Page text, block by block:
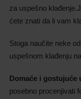
za uspešno klađ
ćete znati da li vam
Stoga naučite neke
uspešnom klađenju
Domaće i gostujuće
posebno procenjivati